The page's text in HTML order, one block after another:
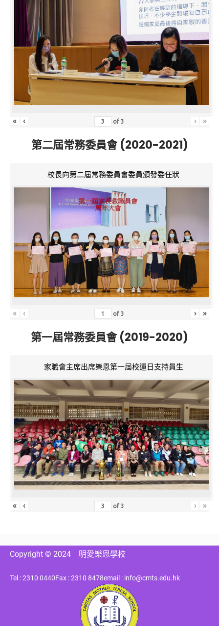
« ‹ of3 › »
第二屆常務委員會 (2020-2021)
校長向第二屆常務委員會委員頒發委任狀
« ‹ of3 › »
第一屆常務委員會 (2019-2020)
家職會主席出席樂恩第一屆校運日支持員生
« ‹ of3 › »
Copyright © 2024 明愛樂恩學校
Tel : 2310 0440Fax : 2310 8478email : info@cmts.edu.hk